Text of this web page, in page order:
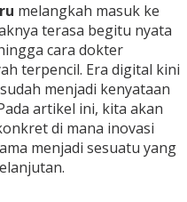
melangkah masuk ke
terasa begitu nyata
cara dokter
terpencil. Era digital kini
menjadi kenyataan
artikel ini, kita akan
di mana inovasi
menjadi sesuatu yang